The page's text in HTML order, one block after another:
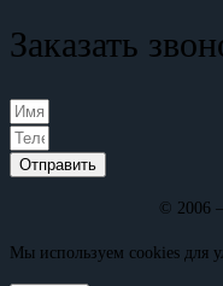
Заказать
Отправить
© 2006
Мы используем cookies для